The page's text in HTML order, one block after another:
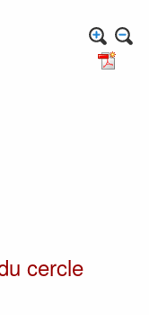
cercle